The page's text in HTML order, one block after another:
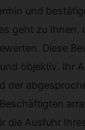
und
geht zu Ihnen,
Diese
objektiv. Ihr
der
die Ausfuhr